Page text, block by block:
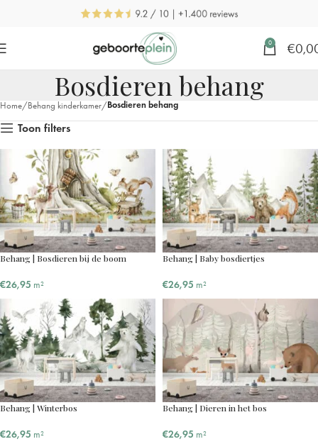
0 €
Bosdieren behang
Home Behang kinderkamer Bosdieren behang
Toon filters
Behang | Bosdieren bij de boom
€26,95 m²
Behang | Baby bosdiertjes
€26,95 m²
Behang | Winterbos
€26,95 m²
Behang | Dieren in het bos
€26,95 m²